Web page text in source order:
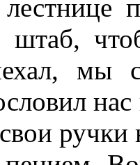
штаб,
мы
ручки